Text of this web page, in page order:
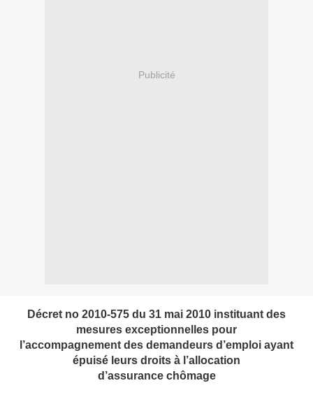
Publicité
Décret no 2010-575 du 31 mai 2010 instituant des
mesures exceptionnelles pour
l’accompagnement des demandeurs d’emploi ayant
épuisé leurs droits à l’allocation
d’assurance chômage